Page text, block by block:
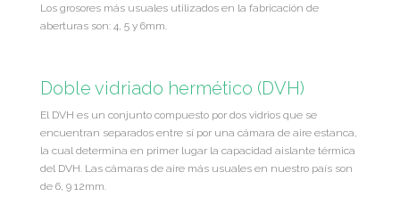
Los grosores más usuales utilizados en la fabricación de
aberturas son: 4, 5 y 6mm.
Doble vidriado hermético (DVH)
El DVH es un conjunto compuesto por dos vidrios que se
encuentran separados entre sí por una cámara de aire estanca,
la cual determina en primer lugar la capacidad aislante térmica
del DVH. Las cámaras de aire más usuales en nuestro país son
de 6, 9 12mm.